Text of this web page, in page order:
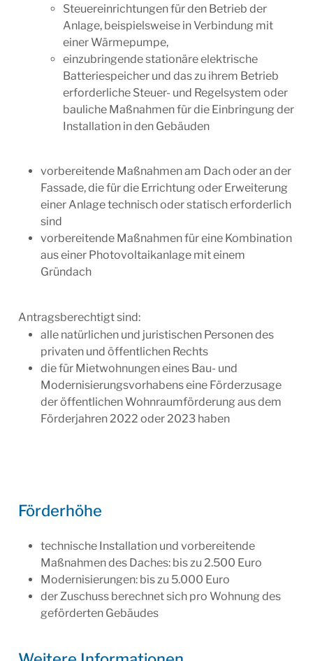
Steuereinrichtungen für den Betrieb der
Anlage, beispielsweise in Verbindung mit
einer Wärmepumpe,
einzubringende stationäre elektrische
Batteriespeicher und das zu ihrem Betrieb
erforderliche Steuer- und Regelsystem oder
bauliche Maßnahmen für die Einbringung der
Installation in den Gebäuden
vorbereitende Maßnahmen am Dach oder an der
Fassade, die für die Errichtung oder Erweiterung
einer Anlage technisch oder statisch erforderlich
sind
vorbereitende Maßnahmen für eine Kombination
aus einer Photovoltaikanlage mit einem
Gründach
Antragsberechtigt sind:
alle natürlichen und juristischen Personen des
privaten und öffentlichen Rechts
die für Mietwohnungen eines Bau- und
Modernisierungsvorhabens eine Förderzusage
der öffentlichen Wohnraumförderung aus dem
Förderjahren 2022 oder 2023 haben
Förderhöhe
technische Installation und vorbereitende
Maßnahmen des Daches: bis zu 2.500 Euro
Modernisierungen: bis zu 5.000 Euro
der Zuschuss berechnet sich pro Wohnung des
geförderten Gebäudes